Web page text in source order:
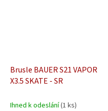
Brusle BAUER S21 VAPOR
X3.5 SKATE - SR
Ihned k odeslání(1 ks)